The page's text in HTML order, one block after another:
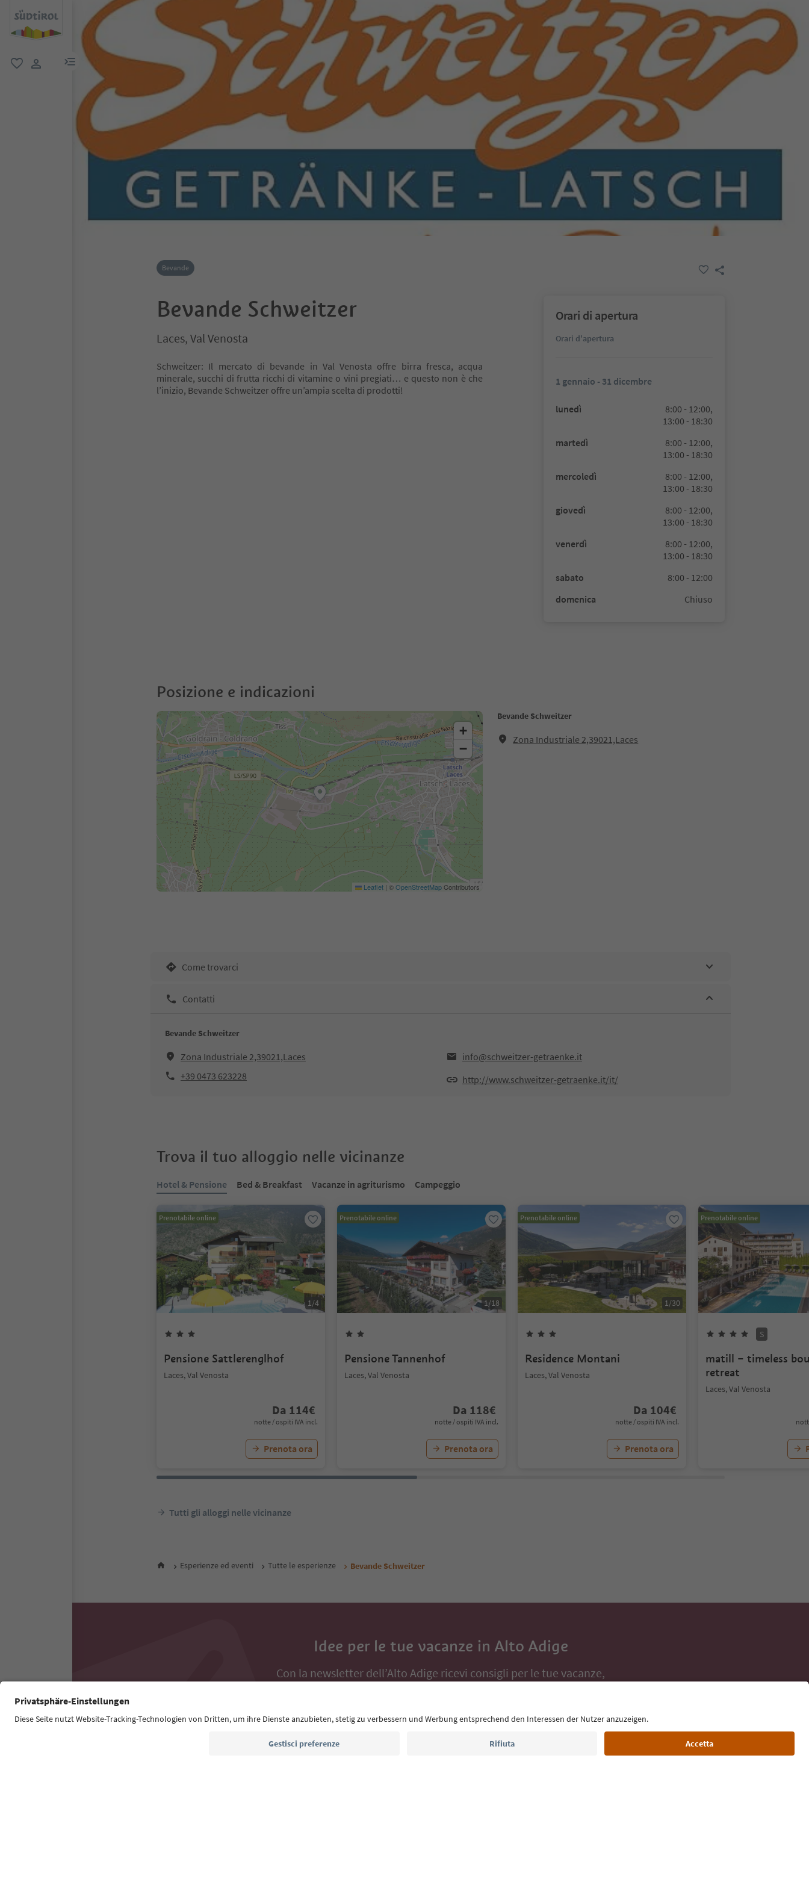
menu link
Bevande
Bevande Schweitzer
Laces, Val Venosta
Schweitzer: Il mercato di bevande in Val Venosta offre birra fresca, acqua
minerale, succhi di frutta ricchi di vitamine o vini pregiati… e questo non è che
l’inizio, Bevande Schweitzer offre un’ampia scelta di prodotti!
Orari di apertura
Orari d'apertura
1 gennaio - 31 dicembre
lunedì
8:00 - 12:00,
13:00 - 18:30
martedì
8:00 - 12:00,
13:00 - 18:30
mercoledì
8:00 - 12:00,
13:00 - 18:30
giovedì
8:00 - 12:00,
13:00 - 18:30
venerdì
8:00 - 12:00,
13:00 - 18:30
sabato
8:00 - 12:00
domenica
Chiuso
Posizione e indicazioni
Bevande Schweitzer
Zona Industriale 2,39021,Laces
+
−
Leaflet | ©OpenStreetMapContributors
Come trovarci
Contatti
Bevande Schweitzer
Zona Industriale 2,39021,Laces
info@schweitzer-getraenke.it
+39 0473 623228
http://www.schweitzer-getraenke.it/it/
Trova il tuo alloggio nelle vicinanze
Hotel & Pensione Bed & Breakfast Vacanze in agriturismo Campeggio
Prenotabile online
1/4
Pensione Sattlerenglhof
Laces, Val Venosta
Da 114€
notte / ospiti IVA incl.
Prenota ora
Prenotabile online
1/18
Pensione Tannenhof
Laces, Val Venosta
Da 118€
notte / ospiti IVA incl.
Prenota ora
Prenotabile online
1/30
Residence Montani
Laces, Val Venosta
Da 104€
notte / ospiti IVA incl.
Prenota ora
Prenotabile online
S
matill – timeless
retreat
Laces, Val Venosta
Tutti gli alloggi nelle vicinanze
Esperienze ed eventi Tutte le esperienze Bevande Schweitzer
Idee per le tue vacanze in Alto Adige
Con la newsletter dell’Alto Adige ricevi consigli per le tue vacanze,